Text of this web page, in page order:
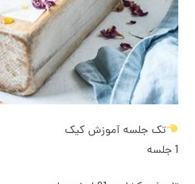
تک جلسه آموزش کیک
1 جلسه